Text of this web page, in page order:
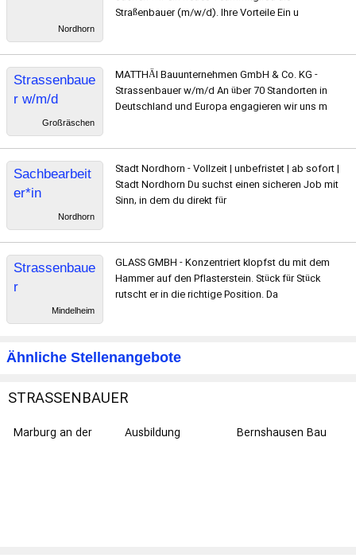
Nordhorn
Straßenbauer (m/w/d). Ihre Vorteile Ein u
Strassenbaue
r w/m/d
Großräschen
MATTHÄI Bauunternehmen GmbH & Co. KG -
Strassenbauer w/m/d An über 70 Standorten in
Deutschland und Europa engagieren wir uns m
Sachbearbeit
er*in
Nordhorn
Stadt Nordhorn - Vollzeit | unbefristet | ab sofort |
Stadt Nordhorn Du suchst einen sicheren Job mit
Sinn, in dem du direkt für
Strassenbaue
r
Mindelheim
GLASS GMBH - Konzentriert klopfst du mit dem
Hammer auf den Pflasterstein. Stück für Stück
rutscht er in die richtige Position. Da
Ähnliche Stellenangebote
STRASSENBAUER
Marburg an der
Ausbildung
Bernshausen Bau